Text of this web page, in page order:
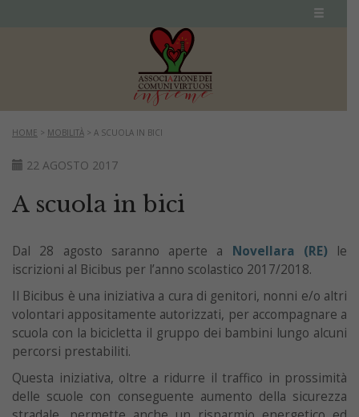
HOME > MOBILITÀ > A SCUOLA IN BICI
22 AGOSTO 2017
A scuola in bici
Dal 28 agosto saranno aperte a Novellara (RE) le
iscrizioni al Bicibus per l’anno scolastico 2017/2018.
Il Bicibus è una iniziativa a cura di genitori, nonni e/o altri
volontari appositamente autorizzati, per accompagnare a
scuola con la bicicletta il gruppo dei bambini lungo alcuni
percorsi prestabiliti.
Questa iniziativa, oltre a ridurre il traffico in prossimità
delle scuole con conseguente aumento della sicurezza